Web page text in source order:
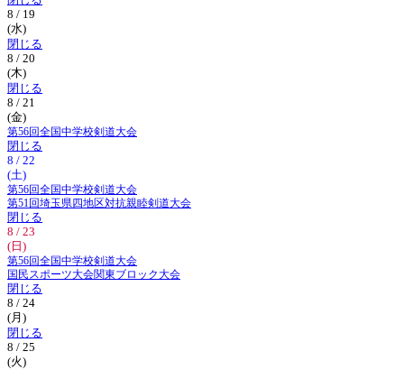
8 / 19
(水)
閉じる
8 / 20
(木)
閉じる
8 / 21
(金)
第56回全国中学校剣道大会
閉じる
8 / 22
(土)
第56回全国中学校剣道大会
第51回埼玉県四地区対抗親睦剣道大会
閉じる
8 / 23
(日)
第56回全国中学校剣道大会
国民スポーツ大会関東ブロック大会
閉じる
8 / 24
(月)
閉じる
8 / 25
(火)